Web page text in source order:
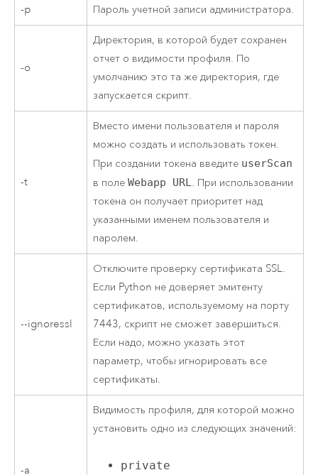
-p Пароль учетной записи администратора.
-o
Директория, в которой будет сохранен
отчет о видимости профиля. По
умолчанию это та же директория, где
запускается скрипт.
-t
Вместо имени пользователя и пароля
можно создать и использовать токен.
При создании токена введите userScan
в полеWebapp URL. При использовании
токена он получает приоритет над
указанными именем пользователя и
паролем.
--ignoressl
Отключите проверку сертификата SSL.
Если Python не доверяет эмитенту
сертификатов, используемому на порту
7443, скрипт не сможет завершиться.
Если надо, можно указать этот
параметр, чтобы игнорировать все
сертификаты.
-a
Видимость профиля, для которой можно
установить одно из следующих значений:
private